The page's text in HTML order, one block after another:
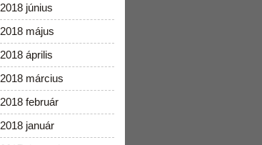
2018 június
2018 május
2018 április
2018 március
2018 február
2018 január